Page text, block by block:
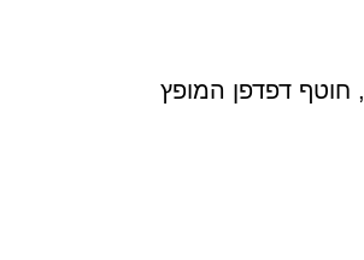
Search.myprivate-search.com צובר נראות באמצעות Rapid Image Search, חוטף דפדפן המופץ